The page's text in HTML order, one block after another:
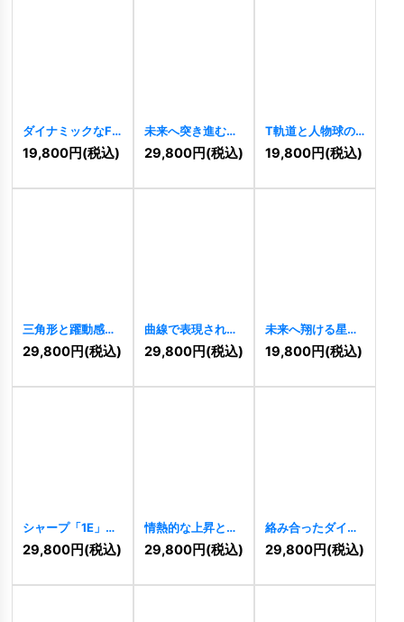
ダイナミックなFE
ロゴ[8590]
19,800円(税込)
未来へ突き進む、
情熱的なAKロゴ
8452]
29,800円(税込)
T軌道と人物球の
ロゴ[8402]
19,800円(税込)
三角形と躍動感の
ある「P」のロゴ
8392
29,800円(税込)
曲線で表現された
の鳥のロゴ
8333
29,800円(税込)
未来へ翔ける星ロ
ゴ 8208]
19,800円(税込)
シャープ「1E」ロ
ゴ[ 8180]
29,800円(税込)
情熱的な上昇と進
歩を象徴するFと
人のロゴ [ 8139]
29,800円(税込)
絡み合ったダイナ
ミックなAKロゴ
8140]
29,800円(税込)